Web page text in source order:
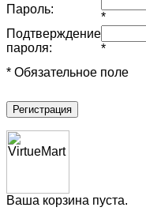
Пароль:
*
Подтверждение
пароля:
*
* Обязательное поле
Регистрация
Ваша корзина пуста.